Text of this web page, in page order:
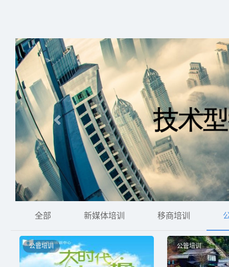
全部 新媒体培训 移商培训
1+X培训与考证
公管培训 公管培训